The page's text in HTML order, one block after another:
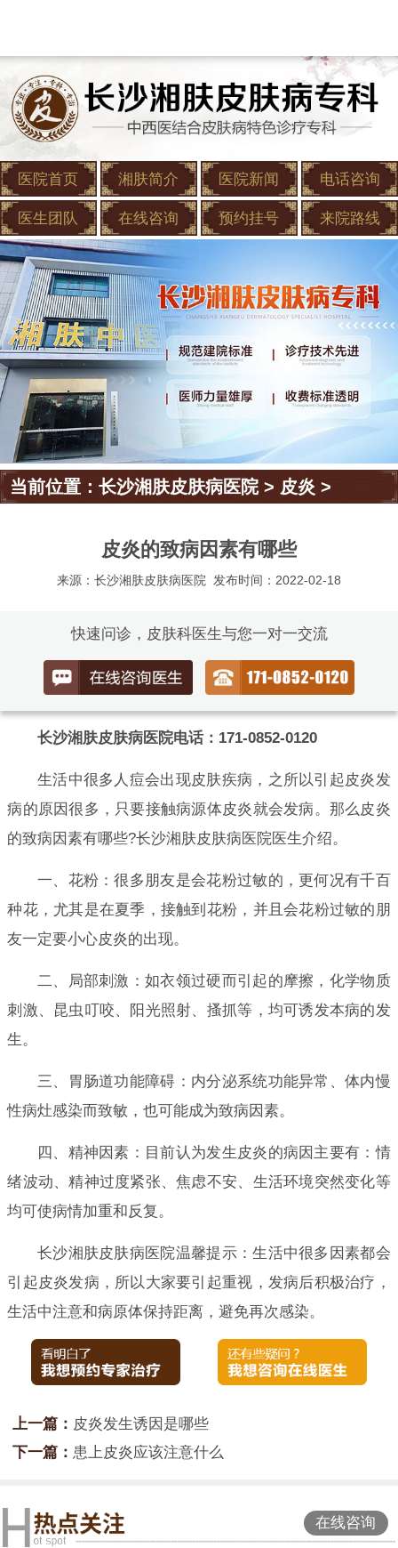
医院首页 湘肤简介 医院新闻 电话咨询
医生团队 在线咨询 预约挂号 来院路线
当前位置：长沙湘肤皮肤病医院> 皮炎 >
皮炎的致病因素有哪些
来源：长沙湘肤皮肤病医院 发布时间：2022-02-18
快速问诊，皮肤科医生与您一对一交流
长沙湘肤皮肤病医院电话：171-0852-0120
生活中很多人痘会出现皮肤疾病，之所以引起皮炎发
病的原因很多，只要接触病源体皮炎就会发病。那么皮炎
的致病因素有哪些?长沙湘肤皮肤病医院医生介绍。
一、花粉：很多朋友是会花粉过敏的，更何况有千百
种花，尤其是在夏季，接触到花粉，并且会花粉过敏的朋
友一定要小心皮炎的出现。
二、局部刺激：如衣领过硬而引起的摩擦，化学物质
刺激、昆虫叮咬、阳光照射、搔抓等，均可诱发本病的发
生。
三、胃肠道功能障碍：内分泌系统功能异常、体内慢
性病灶感染而致敏，也可能成为致病因素。
四、精神因素：目前认为发生皮炎的病因主要有：情
绪波动、精神过度紧张、焦虑不安、生活环境突然变化等
均可使病情加重和反复。
长沙湘肤皮肤病医院温馨提示：生活中很多因素都会
引起皮炎发病，所以大家要引起重视，发病后积极治疗，
生活中注意和病原体保持距离，避免再次感染。
上一篇： 皮炎发生诱因是哪些
下一篇： 患上皮炎应该注意什么
在线咨询